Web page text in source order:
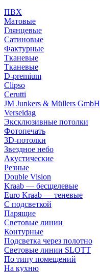
ПВХ
Матовые
Глянцевые
Сатиновые
Фактурные
Тканевые
Тканевые
D-premium
Clipso
Cerutti
JM Junkers & Müllers GmbH
Verseidag
Эксклюзивные потолки
Фотопечать
3D-потолки
Звездное небо
Акустические
Резные
Double Vision
Kraab — бесщелевые
Euro Kraab — теневые
С подсветкой
Парящие
Световые линии
Контурные
Подсветка через полотно
Световые линии SLOTT
По типу помещений
На кухню